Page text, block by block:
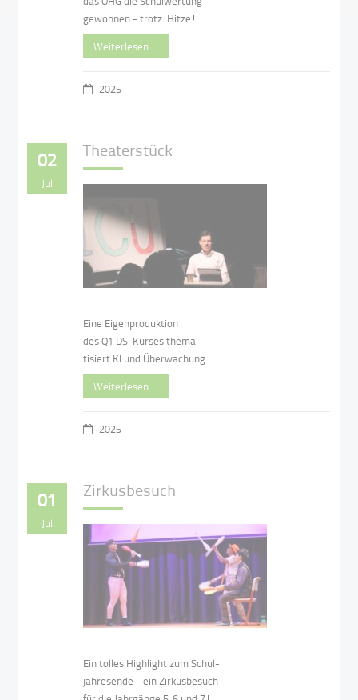
gewonnen - trotz Hitze!
Weiterlesen …
2025
02
Jul
Theaterstück
Eine Eigenproduktion
des Q1 DS-Kurses thema-
tisiert KI und Überwachung
Weiterlesen …
2025
01
Jul
Zirkusbesuch
Ein tolles Highlight zum Schul-
jahresende - ein Zirkusbesuch